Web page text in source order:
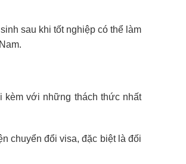
sau khi tốt nghiệp có thể làm
kèm với những thách thức nhất
chuyển đổi visa, đặc biệt là đối